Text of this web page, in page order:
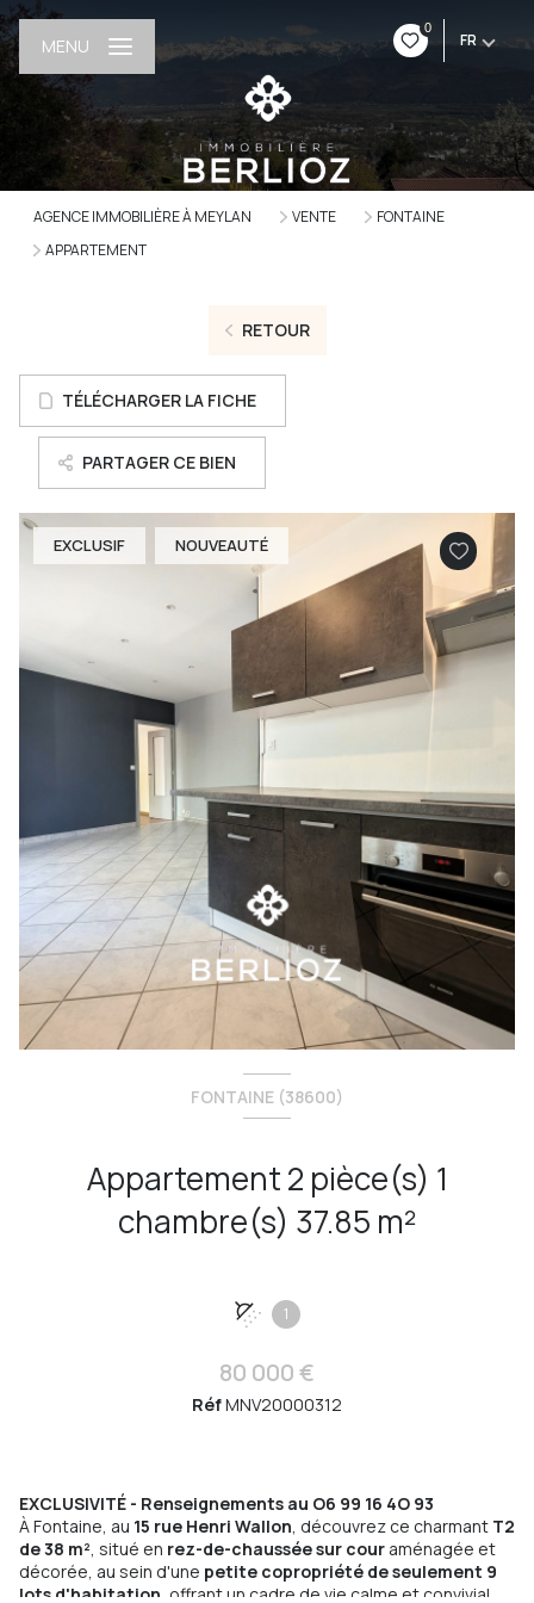
0
FR
MENU
AGENCE IMMOBILIÈRE À MEYLAN VENTE
FONTAINE
APPARTEMENT
RETOUR
TÉLÉCHARGER LA FICHE
PARTAGER CE BIEN
EXCLUSIF NOUVEAUTÉ
FONTAINE (38600)
Appartement 2 pièce(s) 1
chambre(s) 37.85 m²
1
80 000 €
RéfMNV20000312
EXCLUSIVITÉ - Renseignements au O6 99 16 4O 93
À Fontaine, au 15 rue Henri Wallon, découvrez ce charmant T2
de 38 m², situé en rez-de-chaussée sur cour aménagée et
décorée, au sein d'une petite copropriété de seulement 9
lots d'habitation , offrant un cadre de vie calme et convivial..